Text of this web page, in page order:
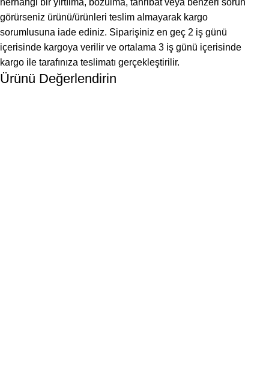
görürseniz ürünü/ürünleri teslim almayarak kargo
sorumlusuna iade ediniz. Siparişiniz en geç 2 iş günü
içerisinde kargoya verilir ve ortalama 3 iş günü içerisinde
kargo ile tarafınıza teslimatı gerçekleştirilir.
Ürünü Değerlendirin